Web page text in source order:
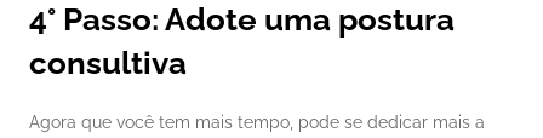
4° Passo: Adote uma postura
consultiva
Agora que você tem mais tempo, pode se dedicar mais a